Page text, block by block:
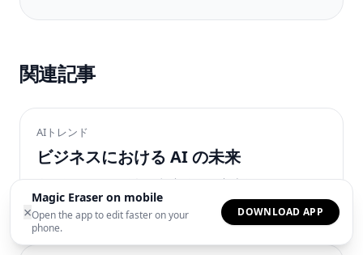
×
Magic Eraser on mobile
Open the app to edit faster on your
phone.
DOWNLOAD APP
関連記事
AIトレンド
ビジネスにおける AI の未来
自動化、データ分析、顧客体験の高度化まで、AI が
企業活動をどう変えているかを確認します。